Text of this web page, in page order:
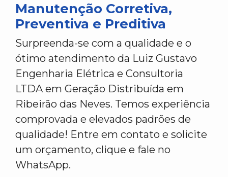
Manutenção Corretiva,
Preventiva e Preditiva
Surpreenda-se com a qualidade e o
ótimo atendimento da Luiz Gustavo
Engenharia Elétrica e Consultoria
LTDA em Geração Distribuída em
Ribeirão das Neves. Temos experiência
comprovada e elevados padrões de
qualidade! Entre em contato e solicite
um orçamento, clique e fale no
WhatsApp.